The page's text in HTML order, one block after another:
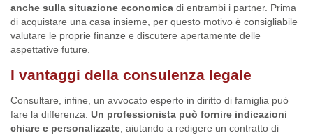
anche sulla situazione economica di entrambi i partner. Prima
di acquistare una casa insieme, per questo motivo è consigliabile
valutare le proprie finanze e discutere apertamente delle
aspettative future.
I vantaggi della consulenza legale
Consultare, infine, un avvocato esperto in diritto di famiglia può
fare la differenza. Un professionista può fornire indicazioni
chiare e personalizzate , aiutando a redigere un contratto di